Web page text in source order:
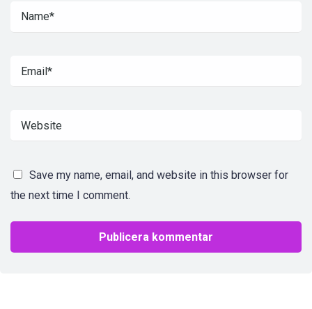
Save my name, email, and website in this browser for
the next time I comment.